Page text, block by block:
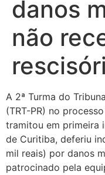
danos
não
A 2ª Turma do
(TRT-PR) no
tramitou em primeira
de Curitiba, deferiu
mil reais) por danos
patrocinado pela